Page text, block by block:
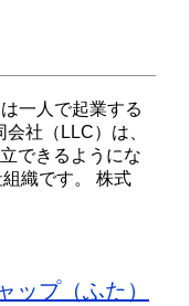
一人で起業する
社（LLC）は、
できるようにな
織です。 株式
ップ（ふた）